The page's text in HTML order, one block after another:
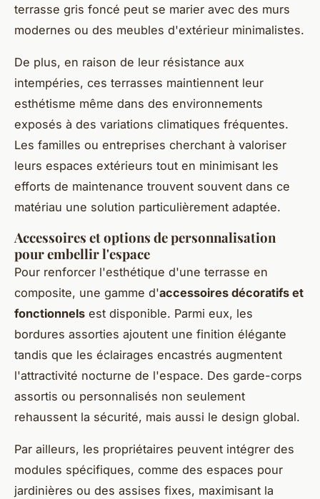
terrasse gris foncé peut se marier avec des murs
modernes ou des meubles d'extérieur minimalistes.
De plus, en raison de leur résistance aux
intempéries, ces terrasses maintiennent leur
esthétisme même dans des environnements
exposés à des variations climatiques fréquentes.
Les familles ou entreprises cherchant à valoriser
leurs espaces extérieurs tout en minimisant les
efforts de maintenance trouvent souvent dans ce
matériau une solution particulièrement adaptée.
Accessoires et options de personnalisation
pour embellir l'espace
Pour renforcer l'esthétique d'une terrasse en
composite, une gamme d'accessoires décoratifs et
fonctionnels est disponible. Parmi eux, les
bordures assorties ajoutent une finition élégante
tandis que les éclairages encastrés augmentent
l'attractivité nocturne de l'espace. Des garde-corps
assortis ou personnalisés non seulement
rehaussent la sécurité, mais aussi le design global.
Par ailleurs, les propriétaires peuvent intégrer des
modules spécifiques, comme des espaces pour
jardinières ou des assises fixes, maximisant la